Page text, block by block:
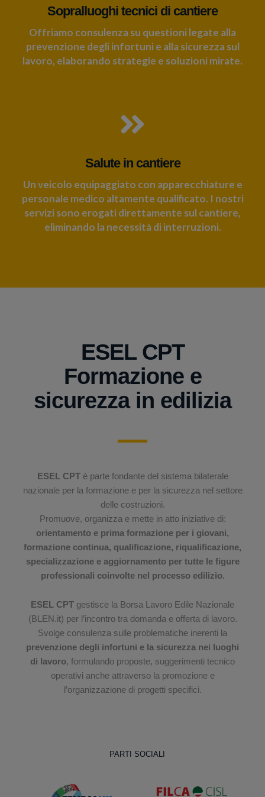
Sopralluoghi tecnici di cantiere
Offriamo consulenza su questioni legate alla
prevenzione degli infortuni e alla sicurezza sul
lavoro, elaborando strategie e soluzioni mirate.
Salute in cantiere
Un veicolo equipaggiato con apparecchiature e
personale medico altamente qualificato. I nostri
servizi sono erogati direttamente sul cantiere,
eliminando la necessità di interruzioni.
ESEL CPT
Formazione e
sicurezza in edilizia
ESEL CPTè parte fondante del sistema bilaterale
nazionale per la formazione e per la sicurezza nel settore
delle costruzioni.
Promuove, organizza e mette in atto iniziative di:
orientamento e prima formazione per i giovani,
formazione continua, qualificazione, riqualificazione,
specializzazione e aggiornamento per tutte le figure
professionali coinvolte nel processo edilizio.
ESEL CPT gestisce la Borsa Lavoro Edile Nazionale
(BLEN.it) per l’incontro tra domanda e offerta di lavoro.
Svolge consulenza sulle problematiche inerenti la
prevenzione degli infortuni e la sicurezza nei luoghi
di lavoro, formulando proposte, suggerimenti tecnico
operativi anche attraverso la promozione e
l’organizzazione di progetti specifici.
PARTI SOCIALI